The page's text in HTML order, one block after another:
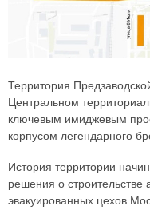
Территория
Центральном
ключевым имиджевым
корпусом легендарного
История территории
решения о строительстве
эвакуированных цехов